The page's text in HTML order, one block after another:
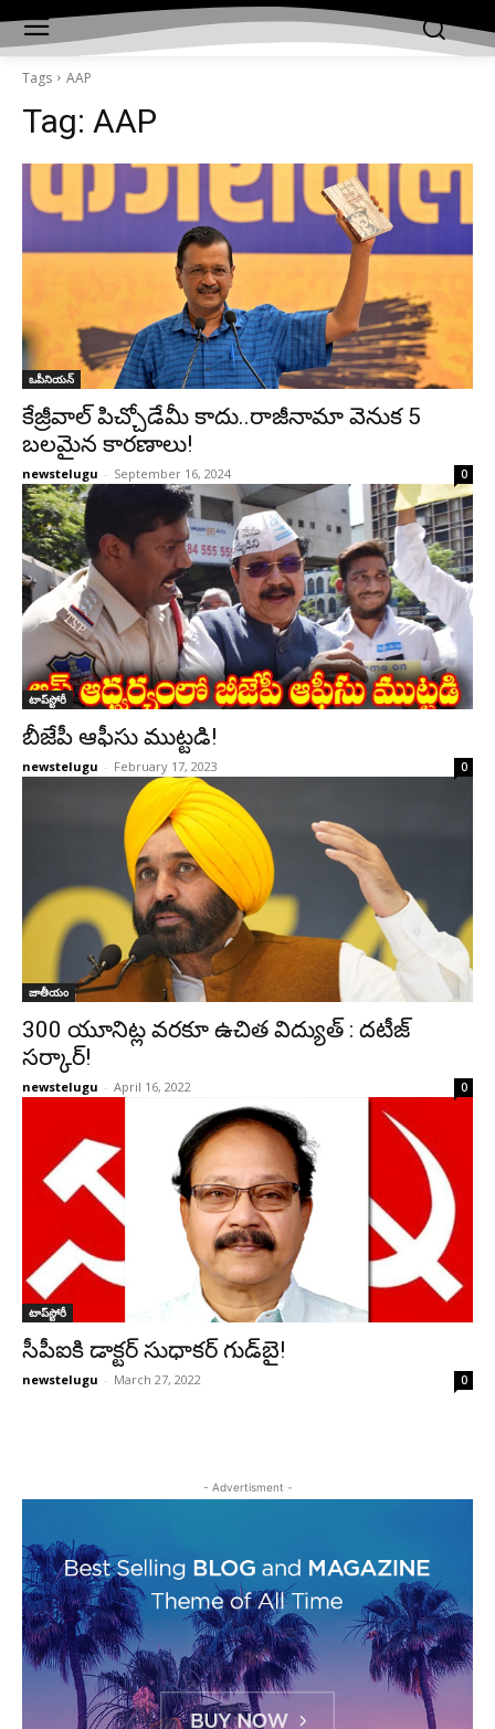
Tags AAP
Tag: AAP
ఒపీనియన్‌
కేజ్రీవాల్‌ పిచ్చోడేమీ కాదు..రాజీనామా వెనుక 5
బలమైన కారణాలు!
newstelugu - September 16, 2024 0
టాప్‌స్టోరీ
బీజేపీ ఆఫీసు ముట్ట‌డి!
newstelugu - February 17, 2023 0
జాతీయం
300 యూనిట్ల వరకూ ఉచిత విద్యుత్‌ : దటీజ్‌
సర్కార్‌!
newstelugu - April 16, 2022 0
టాప్‌స్టోరీ
సీపీఐకి డాక్టర్‌ సుధాకర్‌ గుడ్‌బై!
newstelugu - March 27, 2022 0
- Advertisment -